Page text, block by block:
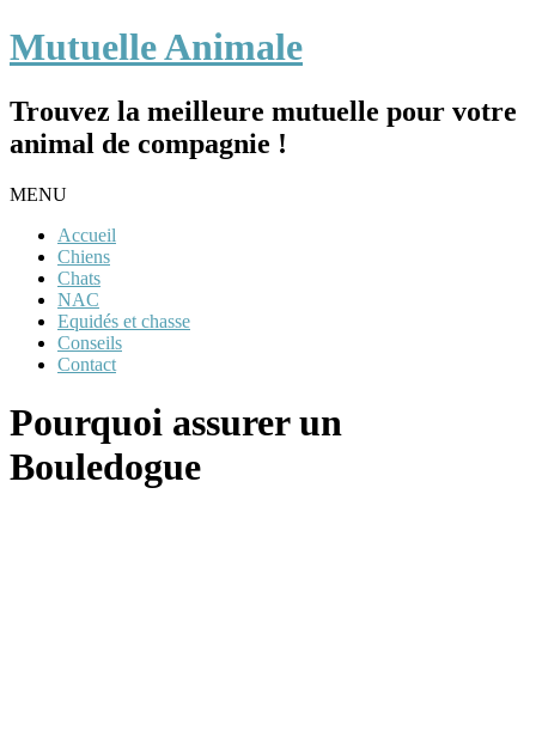
Mutuelle Animale
Trouvez la meilleure mutuelle pour votre
animal de compagnie !
MENU
Accueil
Chiens
Chats
NAC
Equidés et chasse
Conseils
Contact
Pourquoi assurer un
Bouledogue